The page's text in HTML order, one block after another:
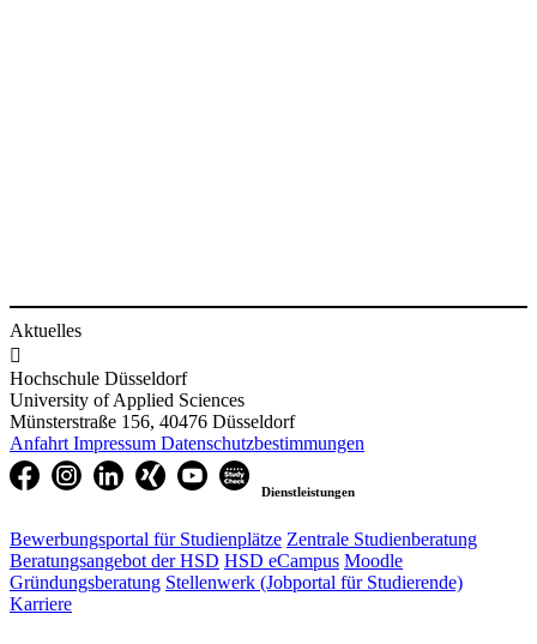
Aktuelles

Hochschule Düsseldorf
University of Applied Sciences
Münsterstraße 156, 40476 Düsseldorf
Anfahrt Impressum Datenschutzbestimmungen
Dienstleistungen
Bewerbungsportal für Studienplätze Zentrale Studienberatung
Beratungsangebot der HSD HSD eCampus Moodle
Gründungsberatung Stellenwerk (Jobportal für Studierende)
Karriere